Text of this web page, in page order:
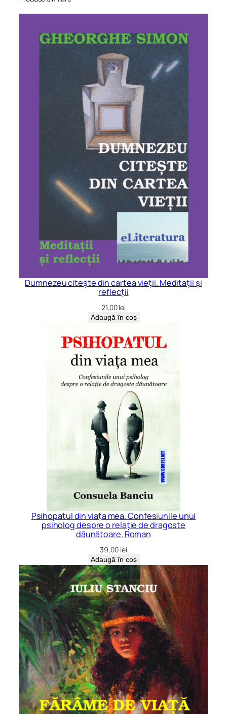
Dumnezeu citește din cartea vieții. Meditații și
reflecții
21,00lei
Adaugă în coș
Psihopatul din viața mea. Confesiunile unui
psiholog despre o relație de dragoste
dăunătoare. Roman
39,00 lei
Adaugă în coș